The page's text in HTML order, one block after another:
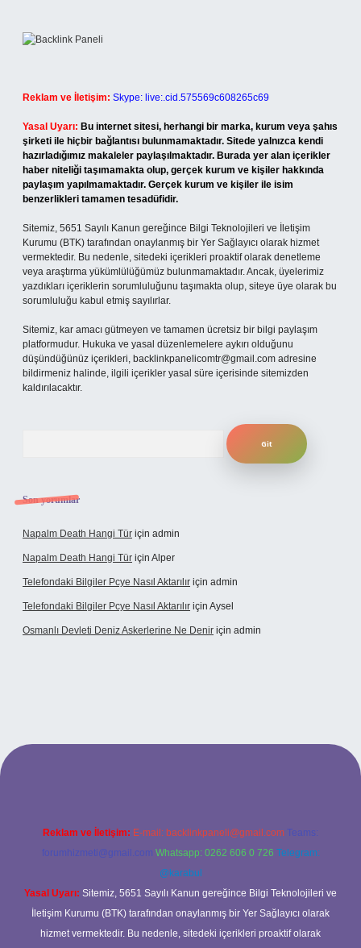
Reklam ve İletişim: Skype: live:.cid.575569c608265c69
Yasal Uyarı: Bu internet sitesi, herhangi bir marka, kurum veya şahıs
şirketi ile hiçbir bağlantısı bulunmamaktadır. Sitede yalnızca kendi
hazırladığımız makaleler paylaşılmaktadır. Burada yer alan içerikler
haber niteliği taşımamakta olup, gerçek kurum ve kişiler hakkında
paylaşım yapılmamaktadır. Gerçek kurum ve kişiler ile isim
benzerlikleri tamamen tesadüfidir.
Sitemiz, 5651 Sayılı Kanun gereğince Bilgi Teknolojileri ve İletişim
Kurumu (BTK) tarafından onaylanmış bir Yer Sağlayıcı olarak hizmet
vermektedir. Bu nedenle, sitedeki içerikleri proaktif olarak denetleme
veya araştırma yükümlülüğümüz bulunmamaktadır. Ancak, üyelerimiz
yazdıkları içeriklerin sorumluluğunu taşımakta olup, siteye üye olarak bu
sorumluluğu kabul etmiş sayılırlar.
Sitemiz, kar amacı gütmeyen ve tamamen ücretsiz bir bilgi paylaşım
platformudur. Hukuka ve yasal düzenlemelere aykırı olduğunu
düşündüğünüz içerikleri, backlinkpanelicomtr@gmail.com adresine
bildirmeniz halinde, ilgili içerikler yasal süre içerisinde sitemizden
kaldırılacaktır.
Son yorumlar
Napalm Death Hangi Tür için admin
Napalm Death Hangi Tür için Alper
Telefondaki Bilgiler Pcye Nasıl Aktarılır için admin
Telefondaki Bilgiler Pcye Nasıl Aktarılır için Aysel
Osmanlı Devleti Deniz Askerlerine Ne Denir için admin
Reklam ve İletişim: E-mail: backlinkpaneli@gmail.com Teams:
forumhizmeti@gmail.com Whatsapp: 0262 606 0 726 Telegram:
@karabul
Yasal Uyarı: Sitemiz, 5651 Sayılı Kanun gereğince Bilgi Teknolojileri ve
İletişim Kurumu (BTK) tarafından onaylanmış bir Yer Sağlayıcı olarak
hizmet vermektedir. Bu nedenle, sitedeki içerikleri proaktif olarak